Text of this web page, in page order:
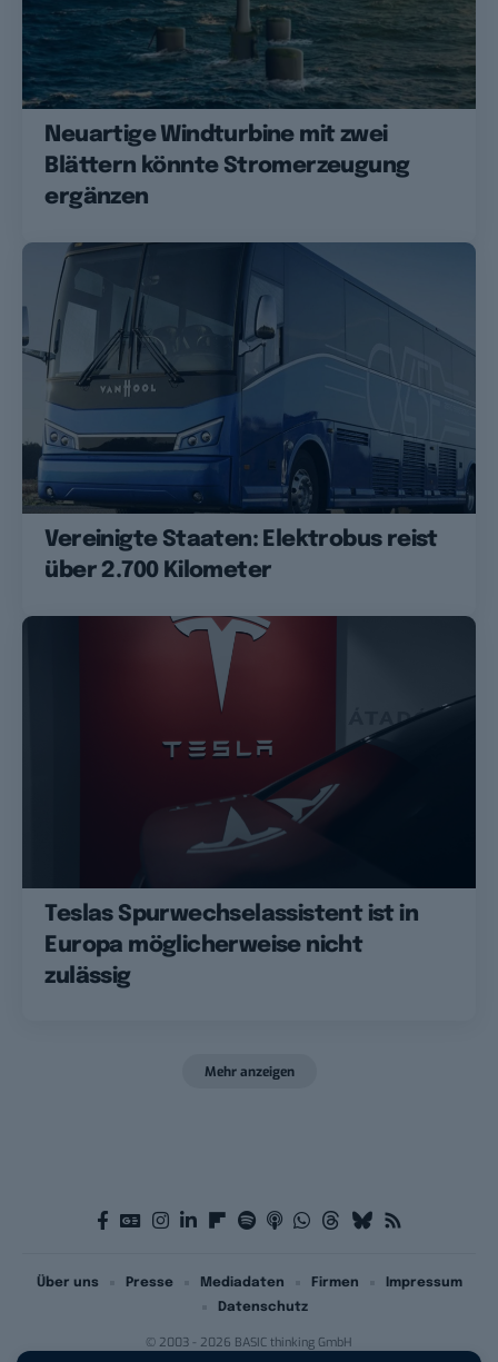
Neuartige Windturbine mit zwei
Blättern könnte Stromerzeugung
ergänzen
Vereinigte Staaten: Elektrobus reist
über 2.700 Kilometer
Teslas Spurwechselassistent ist in
Europa möglicherweise nicht
zulässig
Mehr anzeigen
© 2003 - 2026 BASIC thinking GmbH
Über uns Presse Mediadaten Firmen
Impressum
Datenschutz